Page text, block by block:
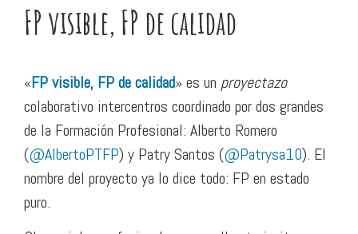
FP visible, FP de calidad
«FP visible, FP de calidad» es un proyectazo
colaborativo intercentros coordinado por dos grandes
de la Formación Profesional: Alberto Romero
(@AlbertoPTFP) y Patry Santos (@Patrysa10). El
nombre del proyecto ya lo dice todo: FP en estado
puro.